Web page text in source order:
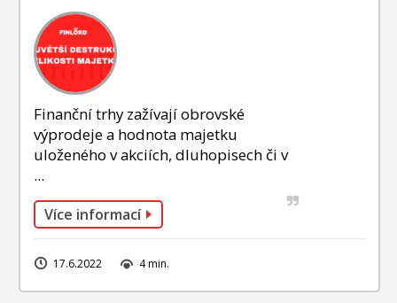
Finanční trhy zažívají obrovské
výprodeje a hodnota majetku
uloženého v akciích, dluhopisech či v
...
Více informací
17.6.2022 4 min.